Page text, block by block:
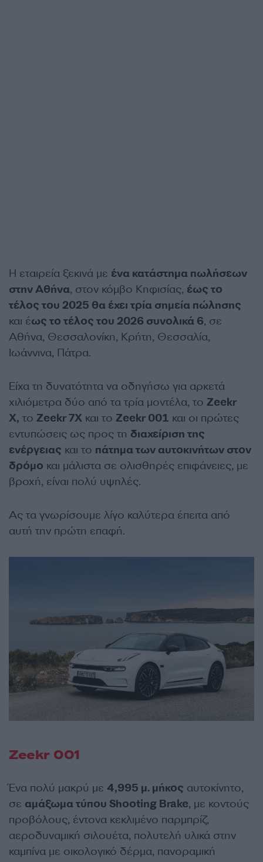
Η εταιρεία ξεκινά με ένα κατάστημα πωλήσεων
στην Αθήνα, στον κόμβο Κηφισίας, έως το
τέλος του 2025 θα έχει τρία σημεία πώλησης
και έως το τέλος του 2026 συνολικά 6, σε
Αθήνα, Θεσσαλονίκη, Κρήτη, Θεσσαλία,
Ιωάννινα, Πάτρα.
Είχα τη δυνατότητα να οδηγήσω για αρκετά
χιλιόμετρα δύο από τα τρία μοντέλα, το Zeekr
X, το Zeekr 7X και το Zeekr 001 και οι πρώτες
εντυπώσεις ως προς τη διαχείριση της
ενέργειας και το πάτημα των αυτοκινήτων στον
δρόμο και μάλιστα σε ολισθηρές επιφάνειες, με
βροχή, είναι πολύ υψηλές.
Ας τα γνωρίσουμε λίγο καλύτερα έπειτα από
αυτή την πρώτη επαφή.
Zeekr 001
Ένα πολύ μακρύ με 4,995 μ. μήκος αυτοκίνητο,
σε αμάξωμα τύπου Shooting Brake, με κοντούς
προβόλους, έντονα κεκλιμένο παρμπρίζ,
αεροδυναμική σιλουέτα, πολυτελή υλικά στην
καμπίνα με οικολογικό δέρμα, πανοραμική